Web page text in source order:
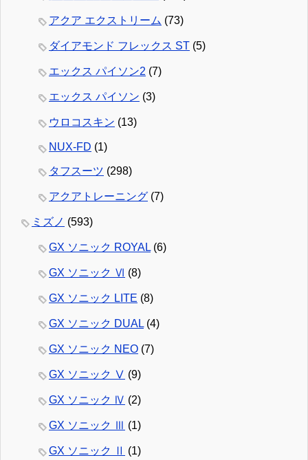
アクア エクストリーム (73)
ダイアモンド フレックス ST (5)
エックス パイソン2 (7)
エックス パイソン (3)
ウロコスキン (13)
NUX-FD (1)
タフスーツ (298)
アクアトレーニング (7)
ミズノ (593)
GX ソニック ROYAL (6)
GX ソニック Ⅵ (8)
GX ソニック LITE (8)
GX ソニック DUAL (4)
GX ソニック NEO (7)
GX ソニック Ⅴ (9)
GX ソニック Ⅳ (2)
GX ソニック Ⅲ (1)
GX ソニック Ⅱ (1)